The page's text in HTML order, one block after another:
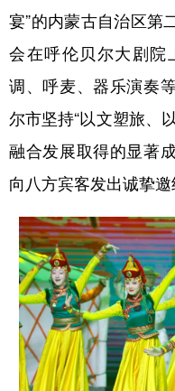
地方频道
北京 天津
辽宁 吉林
浙江 安徽
山东 河南
广东 广西
四川 贵州
陕西 甘肃
新疆 内蒙古
宴”的内蒙古自治区第
会在呼伦贝尔大剧院
调、呼麦、器乐演奏
尔市坚持“以文塑旅、
融合发展取得的显著
向八方宾客发出诚挚邀